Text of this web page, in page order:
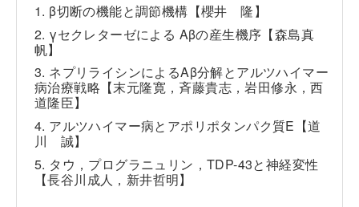
1. β切断の機能と調節機構【櫻井 隆】
2. γセクレターゼによる Aβの産生機序【森島真
帆】
3. ネプリライシンによるAβ分解とアルツハイマー
病治療戦略【末元隆寛，斉藤貴志，岩田修永，西
道隆臣】
4. アルツハイマー病とアポリポタンパク質E【道
川 誠】
5. タウ，プログラニュリン，TDP-43と神経変性
【長谷川成人，新井哲明】